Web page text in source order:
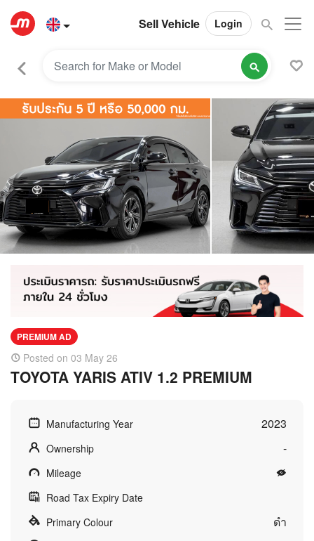
Sell Vehicle Login
PREMIUM AD
Posted on 03 May 26
TOYOTA YARIS ATIV 1.2 PREMIUM
Manufacturing Year 2023
Ownership -
Mileage
Road Tax Expiry Date
Primary Colour
ดำ